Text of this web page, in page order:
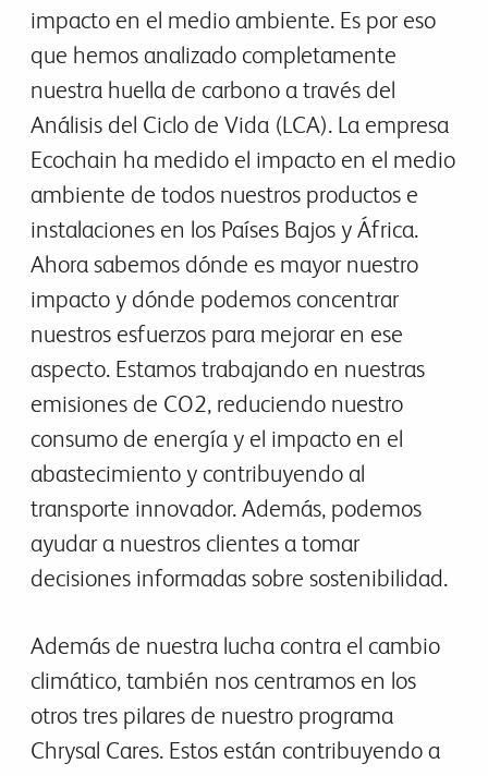
impacto en el medio ambiente. Es por eso
que hemos analizado completamente
nuestra huella de carbono a través del
Análisis del Ciclo de Vida (LCA). La empresa
Ecochain ha medido el impacto en el medio
ambiente de todos nuestros productos e
instalaciones en los Países Bajos y África.
Ahora sabemos dónde es mayor nuestro
impacto y dónde podemos concentrar
nuestros esfuerzos para mejorar en ese
aspecto. Estamos trabajando en nuestras
emisiones de CO2, reduciendo nuestro
consumo de energía y el impacto en el
abastecimiento y contribuyendo al
transporte innovador. Además, podemos
ayudar a nuestros clientes a tomar
decisiones informadas sobre sostenibilidad.
Además de nuestra lucha contra el cambio
climático, también nos centramos en los
otros tres pilares de nuestro programa
Chrysal Cares. Estos están contribuyendo a